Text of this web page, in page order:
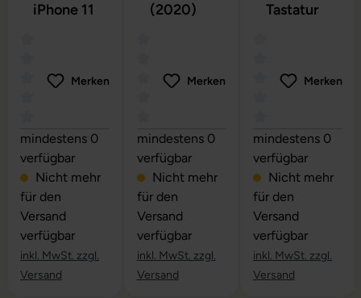
iPhone 11
Durchschnittliche Bewertung von 0 von 5 Sternen
Merken
mindestens 0
verfügbar
Nicht mehr
für den
Versand
verfügbar
inkl. MwSt. zzgl.
Versand
(2020)
Durchschnittliche Bewertung von 0
Merken
mindestens 0
verfügbar
Nicht mehr
für den
Versand
verfügbar
inkl. MwSt. zzgl.
Versand
Tastatur
Durchschnittliche
Merken
mindestens 0
verfügbar
Nicht mehr
für den
Versand
verfügbar
inkl. MwSt. zzgl.
Versand